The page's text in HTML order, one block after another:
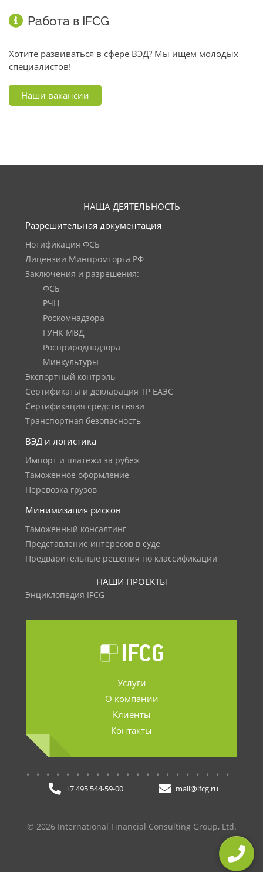
Работа в IFCG
Хотите развиваться в сфере ВЭД? Мы ищем молодых
специалистов!
Наши вакансии
НАША ДЕЯТЕЛЬНОСТЬ
Разрешительная документация
Нотификация ФСБ
Лицензии Минпромторга РФ
Заключения и разрешения:
ФСБ
РЧЦ
Роскомнадзора
ГУНК МВД
Росприроднадзора
Минкультуры
Экспортный контроль
Сертификаты и декларация ТР ЕАЭС
Сертификация средств связи
Транспортная безопасность
ВЭД и логистика
Импорт и платежи за рубеж
Таможенное оформление
Перевозка грузов
Минимизация рисков
Таможенный консалтинг
Представление интересов в суде
Предварительные решения по классификации
НАШИ ПРОЕКТЫ
Энциклопедия IFCG
Услуги
О компании
Клиенты
Контакты
+7 495 544-59-00 mail@ifcg.ru
© 2026 International Financial Consulting Group, Ltd.